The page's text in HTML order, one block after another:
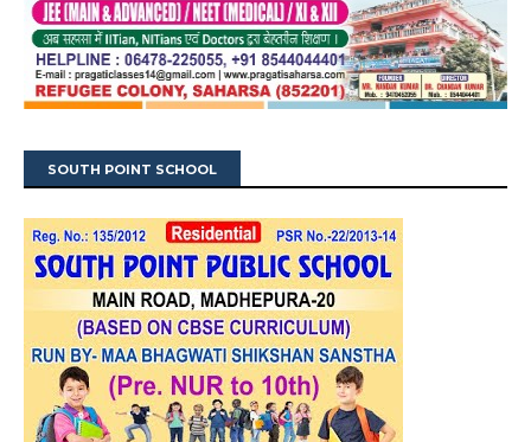
SOUTH POINT SCHOOL